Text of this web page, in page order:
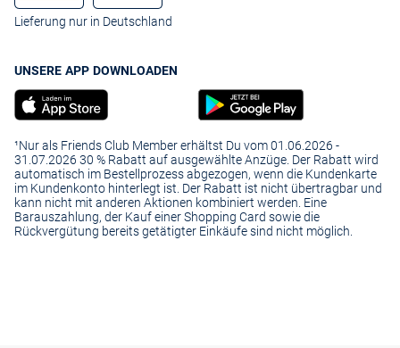
Lieferung nur in Deutschland
UNSERE APP DOWNLOADEN
¹Nur als Friends Club Member erhältst Du vom 01.06.2026 -
31.07.2026 30 % Rabatt auf ausgewählte Anzüge. Der Rabatt wird
automatisch im Bestellprozess abgezogen, wenn die Kundenkarte
im Kundenkonto hinterlegt ist. Der Rabatt ist nicht übertragbar und
kann nicht mit anderen Aktionen kombiniert werden. Eine
Barauszahlung, der Kauf einer Shopping Card sowie die
Rückvergütung bereits getätigter Einkäufe sind nicht möglich.